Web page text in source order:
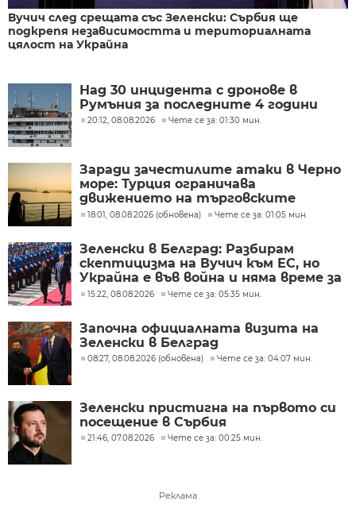
Вучич след срещата със Зеленски: Сърбия ще
подкрепя независимостта и териториалната
цялост на Украйна
Над 30 инцидента с дронове в
Румъния за последните 4 години
20:12, 08.08.2026 Чете се за: 01:30 мин.
Заради зачестилите атаки в Черно
море: Турция ограничава
движението на търговските
кораби
18:01, 08.08.2026 (обновена) Чете се за: 01:05 мин.
Зеленски в Белград: Разбирам
скептицизма на Вучич към ЕС, но
Украйна е във война и няма време за
скептицизъм
15:22, 08.08.2026 Чете се за: 05:35 мин.
Започна официалната визита на
Зеленски в Белград
08:27, 08.08.2026 (обновена) Чете се за: 04:07 мин.
Зеленски пристигна на първото си
посещение в Сърбия
21:46, 07.08.2026 Чете се за: 00:25 мин.
Реклама